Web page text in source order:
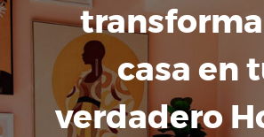
casa en
verdadero